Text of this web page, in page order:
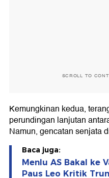
SCROLL TO
Kemungkinan kedua,
perundingan lanjutan
Namun, gencatan senjata
Baca juga:
Menlu AS Bakal ke
Paus Leo Kritik